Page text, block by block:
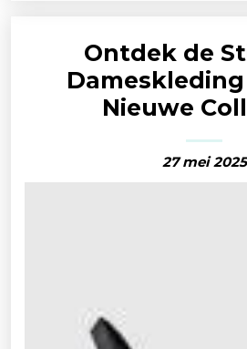
Ontdek de
Nieuwe
27 mei 2025